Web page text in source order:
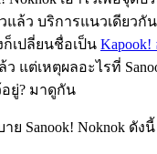
แล้ว บริการแนวเดียวกัน
ก็เปลี่ยนชื่อเป็น
แต่เหตุผลอะไรที่
ยู่? มาดูกัน
าย Sanook! Noknok ดั